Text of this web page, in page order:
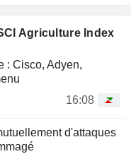
Agriculture Index
: Cisco, Adyen,
16:08
d'attaques